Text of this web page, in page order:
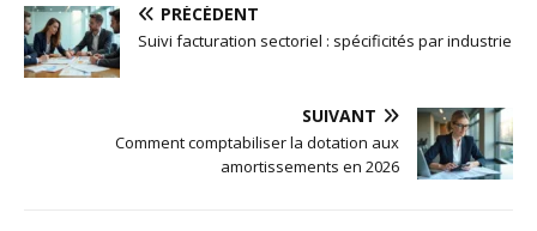
PRÉCÉDENT
Suivi facturation sectoriel : spécificités par industrie
SUIVANT
Comment comptabiliser la dotation aux
amortissements en 2026